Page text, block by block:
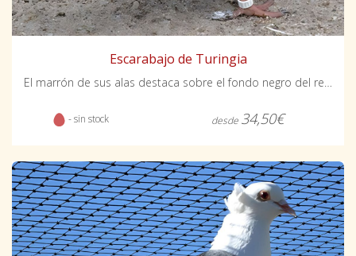
Escarabajo de Turingia
El marrón de sus alas destaca sobre el fondo negro del resto del cuerpo.
- sin stock desde 34,50€